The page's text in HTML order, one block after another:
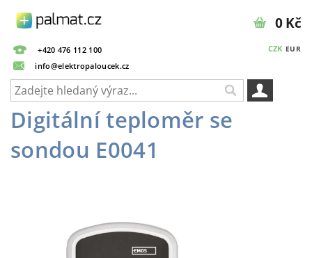
+420 476 112 100
info@elektropaloucek.cz
CZK EUR
0 Kč
Digitální teploměr se
sondou E0041